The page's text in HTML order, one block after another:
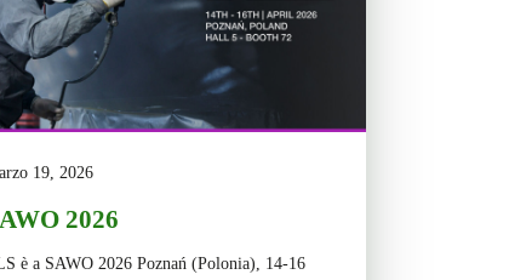
19, 2026
2026
è a SAWO 2026 Poznań (Polonia), 14-16